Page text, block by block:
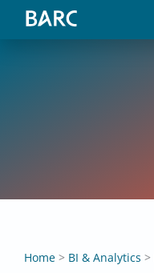
Zum
Inhalt
Home > BI & Analytics >